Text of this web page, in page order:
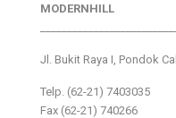
MODERNHILL
Jl. Bukit Raya I, Pondok
Telp. (62-21) 7403035
Fax (62-21) 740266